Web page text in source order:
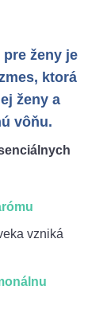
pre ženy je
ktorá
ženy a
vôňu.
vzniká